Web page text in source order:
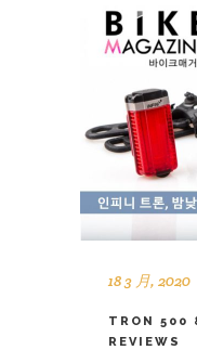
18 3 月, 2020
TRON 500
REVIEWS